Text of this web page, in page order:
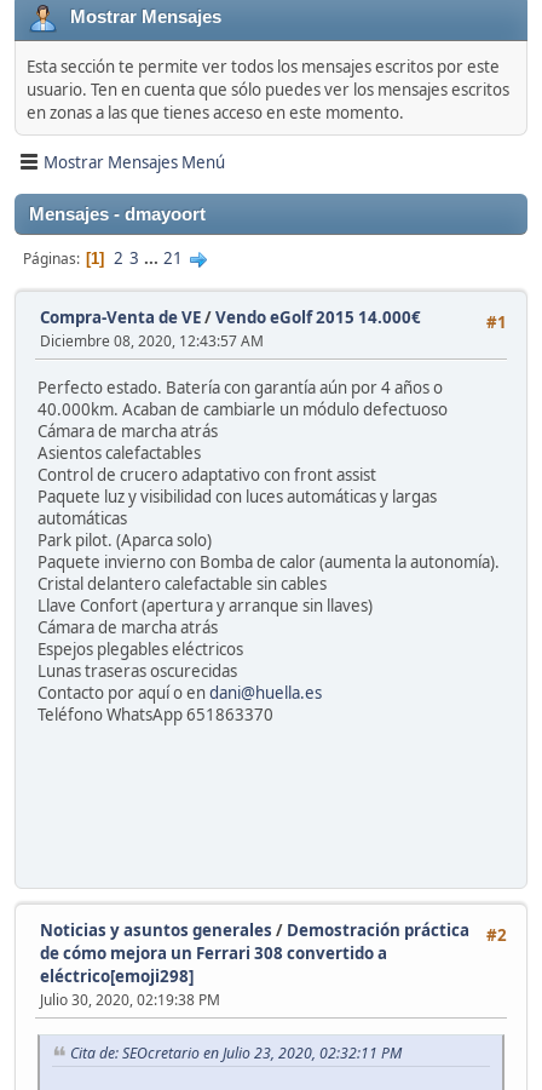
Mostrar Mensajes
Esta sección te permite ver todos los mensajes escritos por este
usuario. Ten en cuenta que sólo puedes ver los mensajes escritos
en zonas a las que tienes acceso en este momento.
Mostrar Mensajes Menú
Mensajes - dmayoort
Páginas 1 2 3 ... 21
#1
Compra-Venta de VE/Vendo eGolf 2015 14.000€
Diciembre 08, 2020, 12:43:57 AM
Perfecto estado. Batería con garantía aún por 4 años o
40.000km. Acaban de cambiarle un módulo defectuoso
Cámara de marcha atrás
Asientos calefactables
Control de crucero adaptativo con front assist
Paquete luz y visibilidad con luces automáticas y largas
automáticas
Park pilot. (Aparca solo)
Paquete invierno con Bomba de calor (aumenta la autonomía).
Cristal delantero calefactable sin cables
Llave Confort (apertura y arranque sin llaves)
Cámara de marcha atrás
Espejos plegables eléctricos
Lunas traseras oscurecidas
Contacto por aquí o endani@huella.es
Teléfono WhatsApp 651863370
#2
Noticias y asuntos generales / Demostración práctica
de cómo mejora un Ferrari 308 convertido a
eléctrico[emoji298]
Julio 30, 2020, 02:19:38 PM
Cita de: SEOcretario en Julio 23, 2020, 02:32:11 PM